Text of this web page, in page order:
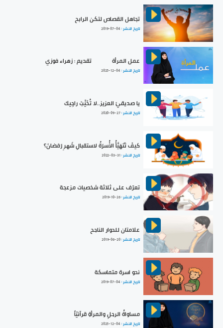
تجاهل القصاص لتكن الرابح
تاريخ النشر : 2019-07-04
عمل المرأة|| تقديم : زهراء فوزي
تاريخ النشر : 2025-12-04
يا صديقيَ العزيز..لا تُخَيِّبْ راجِيك
تاريخ النشر :2020-09-27
كيفَ تَتَهَيَّأُ الأُسرَةُ لاستقبالِ شَهرِ رَمَضانَ؟
تاريخ النشر :2022-03-31
تعرّف على ثلاثة شخصيات مزعجة
تاريخ النشر :2019-10-26
علامتان للحوار الناجح
تاريخ النشر :2019-06-20
نحو اسرة متماسكة
تاريخ النشر : 2019-07-04
مساواةُ الرجلِ والمرأةِ قرآنيّاً
تاريخ النشر : 2025-12-04